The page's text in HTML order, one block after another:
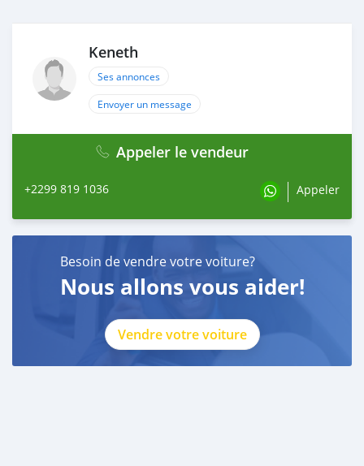
Keneth
Ses annonces
Envoyer un message
Appeler le vendeur
+2299 819 1036 Appeler
Besoin de vendre votre voiture?
Nous allons vous aider!
Vendre votre voiture